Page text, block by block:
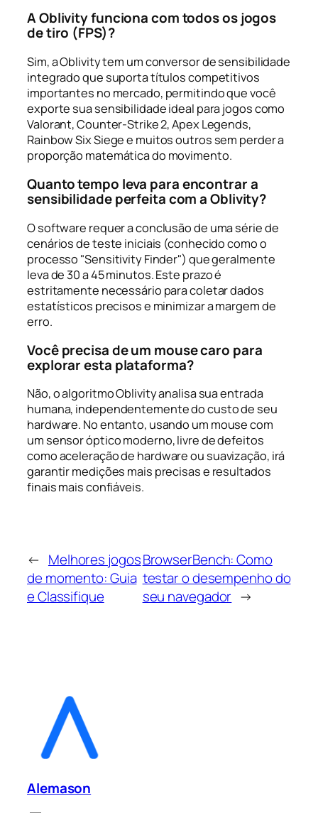
A Oblivity funciona com todos os jogos
de tiro (FPS)?
Sim, a Oblivity tem um conversor de sensibilidade
integrado que suporta títulos competitivos
importantes no mercado, permitindo que você
exporte sua sensibilidade ideal para jogos como
Valorant, Counter-Strike 2, Apex Legends,
Rainbow Six Siege e muitos outros sem perder a
proporção matemática do movimento.
Quanto tempo leva para encontrar a
sensibilidade perfeita com a Oblivity?
O software requer a conclusão de uma série de
cenários de teste iniciais (conhecido como o
processo "Sensitivity Finder") que geralmente
leva de 30 a 45 minutos. Este prazo é
estritamente necessário para coletar dados
estatísticos precisos e minimizar a margem de
erro.
Você precisa de um mouse caro para
explorar esta plataforma?
Não, o algoritmo Oblivity analisa sua entrada
humana, independentemente do custo de seu
hardware. No entanto, usando um mouse com
um sensor óptico moderno, livre de defeitos
como aceleração de hardware ou suavização, irá
garantir medições mais precisas e resultados
finais mais confiáveis.
← Melhores jogos
de momento: Guia
e Classifique
BrowserBench: Como
testar o desempenho do
seu navegador →
Alemason